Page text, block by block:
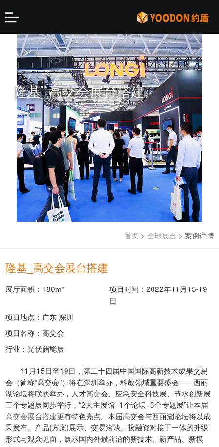
隆基_高交会展台搭建
首页 > 全球展台 > 案例详情
隆基_高交会展台搭建
展厅面积：180m²
项目时间：2022年11月15-19
日
项目地点：广东 深圳
项目名称：高交会
行业：光伏储能展
11月15日至19日，第二十四届中国国际高新技术成果交易
会（简称“高交会”）将在深圳举办，科教领域重要盛会——西丽
湖论坛将联袂举办，人才高交会、应急安全科技展、节水创新展
三个专题展同步举行，“2大主展馆+1个论坛+3个专题展”让本届
高交会展台搭建更有特色亮点。本届高交会与西丽湖论坛将以成
果发布、产品(方案)展示、交易洽谈、投融资对接于一体的升级
形式与观众见面，展示国内外最前沿的新技术、新产品、新模